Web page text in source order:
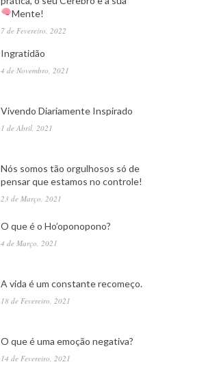
Mente!
7 de Fevereiro, 2022
Ingratidão
4 de Novembro, 2021
Vivendo Diariamente Inspirado
1 de Abril, 2021
Nós somos tão orgulhosos só de
pensar que estamos no controle!
23 de Março, 2021
O que é o Ho’oponopono?
4 de Março, 2021
A vida é um constante recomeço.
18 de Fevereiro, 2021
O que é uma emoção negativa?
14 de Fevereiro, 2021